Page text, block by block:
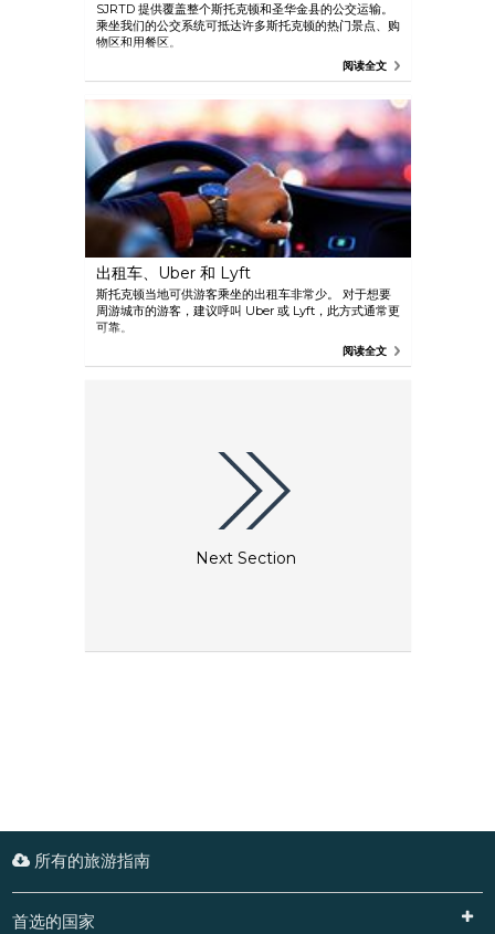
SJRTD 提供覆盖整个斯托克顿和圣华金县的公交运输。
乘坐我们的公交系统可抵达许多斯托克顿的热门景点、购
物区和用餐区。
阅读全文
出租车、Uber 和 Lyft
斯托克顿当地可供游客乘坐的出租车非常少。 对于想要
周游城市的游客，建议呼叫 Uber 或 Lyft，此方式通常更
可靠。
阅读全文
Next Section
所有的旅游指南
首选的国家